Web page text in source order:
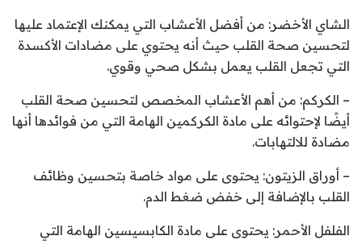
الشاي الأخضر: من أفضل الأعشاب التي يمكنك الإعتماد عليها
لتحسين صحة القلب حيث أنه يحتوي على مضادات الأكسدة
التي تجعل القلب يعمل بشكل صحي وقوي.
– الكركم: من أهم الأعشاب المخصص لتحسين صحة القلب
أيضًا لإحتوائه على مادة الكركمين الهامة التي من فوائدها أنها
مضادة للالتهابات.
– أوراق الزيتون: يحتوى على مواد خاصة بتحسين وظائف
القلب بالإضافة إلى خفض ضغط الدم.
الفلفل الأحمر: يحتوى على مادة الكابسيسين الهامة التي